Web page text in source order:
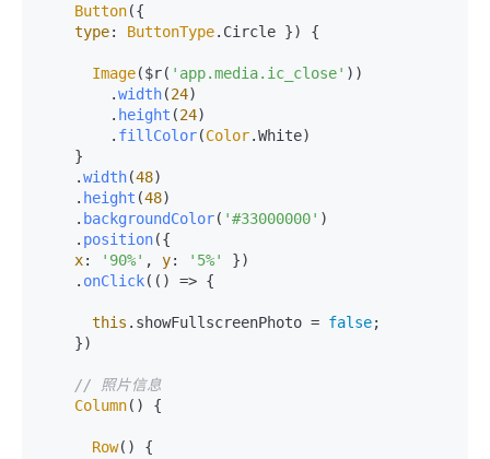
Button({
type: ButtonType. Circle }) {
Image($r( 'app.media.ic_close' ))
        .
width(24)
        .
height (24)
        .
fillColor(Color.White)
    .
width(48)
    .
height (48)
    .
backgroundColor( '#33000000' )
    .
position({
x: '90%' , y: '5%'
})
    .
onClick( () => {
this . showFullscreenPhoto = false;
// 照片信息
Column() {
Row() {